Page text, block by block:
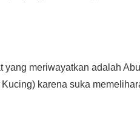
meriwayatkan adalah
karena suka